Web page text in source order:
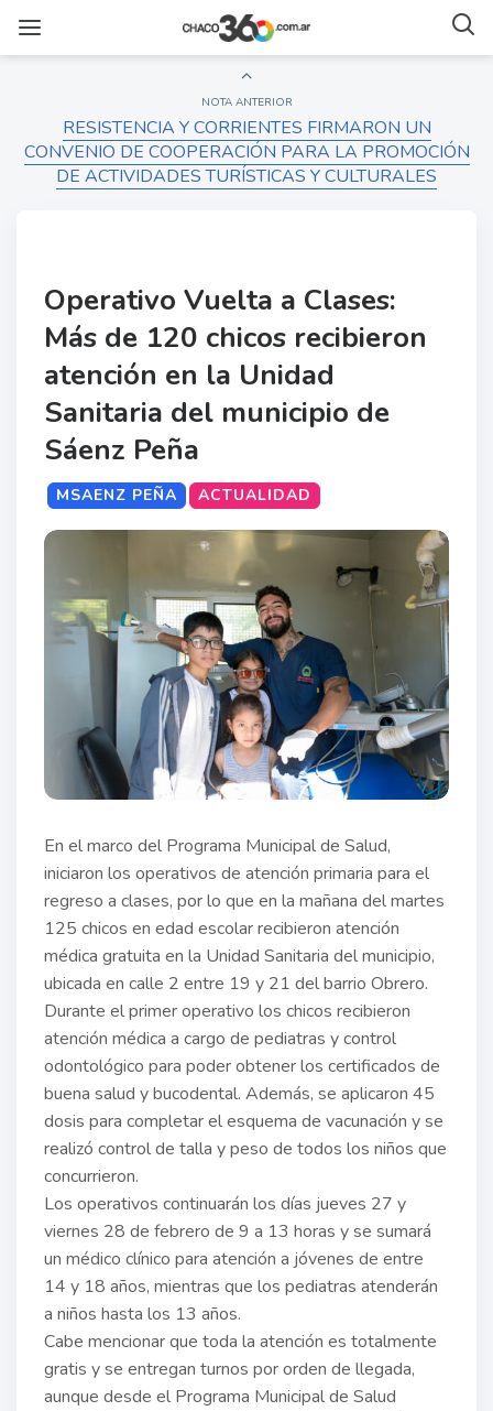
NOTA ANTERIOR
RESISTENCIA Y CORRIENTES FIRMARON UN
CONVENIO DE COOPERACIÓN PARA LA PROMOCIÓN
DE ACTIVIDADES TURÍSTICAS Y CULTURALES
Operativo Vuelta a Clases:
Más de 120 chicos recibieron
atención en la Unidad
Sanitaria del municipio de
Sáenz Peña
MSAENZ PEÑA ACTUALIDAD
En el marco del Programa Municipal de Salud,
iniciaron los operativos de atención primaria para el
regreso a clases, por lo que en la mañana del martes
125 chicos en edad escolar recibieron atención
médica gratuita en la Unidad Sanitaria del municipio,
ubicada en calle 2 entre 19 y 21 del barrio Obrero.
Durante el primer operativo los chicos recibieron
atención médica a cargo de pediatras y control
odontológico para poder obtener los certificados de
buena salud y bucodental. Además, se aplicaron 45
dosis para completar el esquema de vacunación y se
realizó control de talla y peso de todos los niños que
concurrieron.
Los operativos continuarán los días jueves 27 y
viernes 28 de febrero de 9 a 13 horas y se sumará
un médico clínico para atención a jóvenes de entre
14 y 18 años, mientras que los pediatras atenderán
a niños hasta los 13 años.
Cabe mencionar que toda la atención es totalmente
gratis y se entregan turnos por orden de llegada,
aunque desde el Programa Municipal de Salud